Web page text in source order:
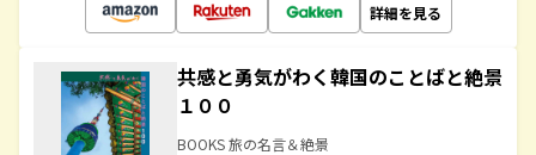
詳細を見る
共感と勇気がわく韓国のことばと絶景
１００
BOOKS 旅の名言＆絶景